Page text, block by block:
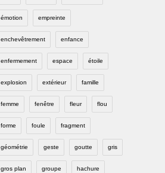
émotion empreinte
enchevêtrement enfance
enfermement espace étoile
explosion extérieur famille
femme fenêtre fleur flou
forme foule fragment
géométrie geste goutte gris
gros plan groupe hachure